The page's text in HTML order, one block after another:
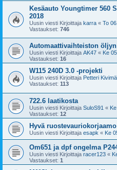
Kesäauto Youngtimer 560
2018
Uusin viesti Kirjoittaja karra « To
Vastaukset: 746
Automaattivaihteiston
Uusin viesti Kirjoittaja AK47 « Ke
Vastaukset: 16
W115 240D 3.0 -projekti
Uusin viesti Kirjoittaja Petteri
Vastaukset: 113
722.6 laatikosta
Uusin viesti Kirjoittaja SuloS91 «
Vastaukset: 12
Hyvä
Uusin viesti Kirjoittaja esapk « Ke
Om651 ja dpf ongelma
Uusin viesti Kirjoittaja racer123 «
Vastaukset: 1